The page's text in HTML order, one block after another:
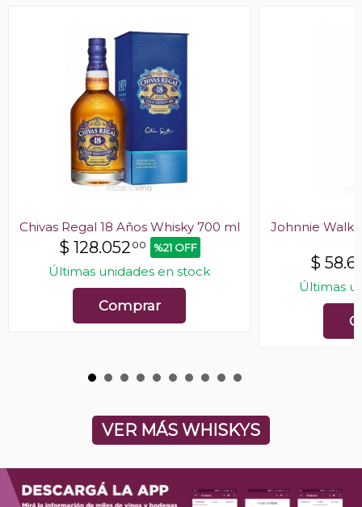
Chivas Regal 18 Años Whisky 700 ml
$ 128.052 00 %21 OFF
Últimas unidades en stock
Comprar
Johnnie
$
Últimas
VER MÁS WHISKYS